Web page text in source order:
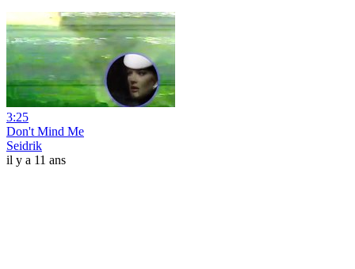
3:25
Don't Mind Me
Seidrik
il y a 11 ans